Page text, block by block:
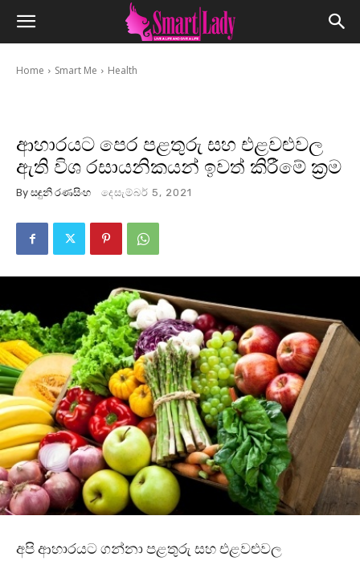
Home Smart Me Health
ආහාරයට පෙර පළතුරු සහ එළවළුවල
ඇති විශ රසායනිකයන් ඉවත් කිරීමේ ක්‍රම
By සඳුනි රණසිංහ දෙසැම්බර් 5, 2021
අපි ආහාරයට ගන්නා පළතුරු සහ එළවළුවල